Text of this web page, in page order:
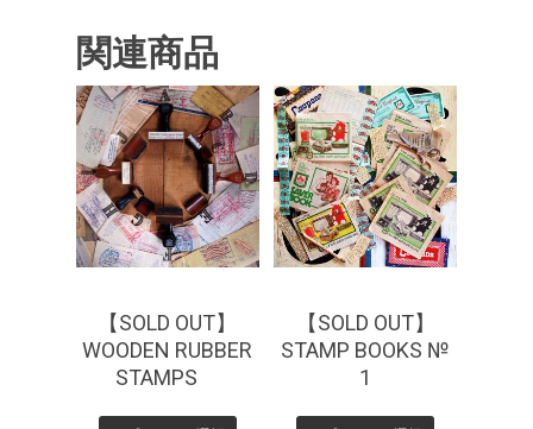
関連商品
¥550
¥1,320
【SOLD OUT】
WOODEN RUBBER
STAMPS
¥660 ¥880
【SOLD OUT】
STAMP BOOKS №
1